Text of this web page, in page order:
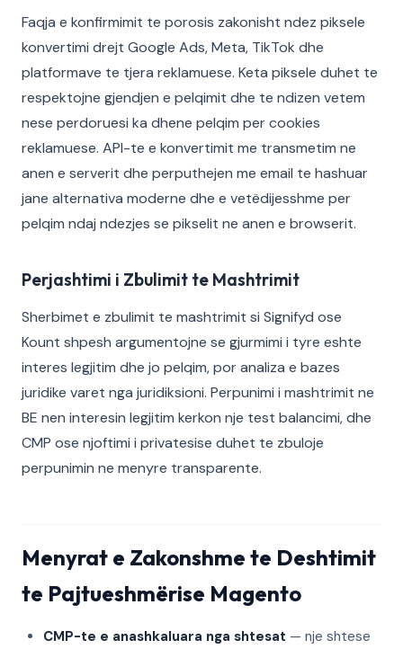
Faqja e konfirmimit te porosis zakonisht ndez piksele
konvertimi drejt Google Ads, Meta, TikTok dhe
platformave te tjera reklamuese. Keta piksele duhet te
respektojne gjendjen e pelqimit dhe te ndizen vetem
nese perdoruesi ka dhene pelqim per cookies
reklamuese. API-te e konvertimit me transmetim ne
anen e serverit dhe perputhejen me email te hashuar
jane alternativa moderne dhe e vetëdijesshme per
pelqim ndaj ndezjes se pikselit ne anen e browserit.
Perjashtimi i Zbulimit te Mashtrimit
Sherbimet e zbulimit te mashtrimit si Signifyd ose
Kount shpesh argumentojne se gjurmimi i tyre eshte
interes legjitim dhe jo pelqim, por analiza e bazes
juridike varet nga juridiksioni. Perpunimi i mashtrimit ne
BE nen interesin legjitim kerkon nje test balancimi, dhe
CMP ose njoftimi i privatesise duhet te zbuloje
perpunimin ne menyre transparente.
Menyrat e Zakonshme te Deshtimit
te Pajtueshmërise Magento
CMP-te e anashkaluara nga shtesat — nje shtese